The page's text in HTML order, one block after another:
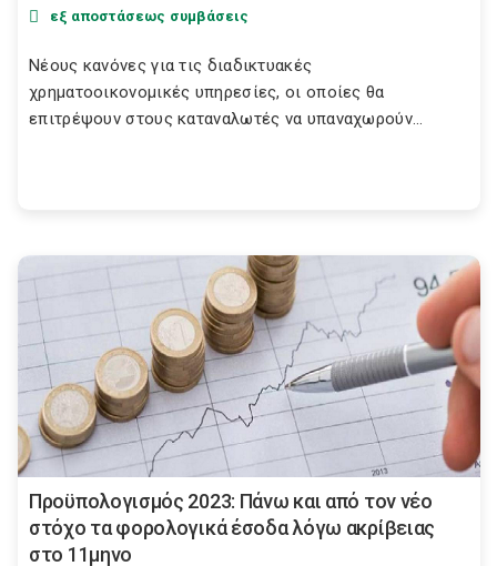
εξ αποστάσεως συμβάσεις
Νέους κανόνες για τις διαδικτυακές
χρηματοοικονομικές υπηρεσίες, οι οποίες θα
επιτρέψουν στους καταναλωτές να υπαναχωρούν...
Προϋπολογισμός 2023: Πάνω και από τον νέο
στόχο τα φορολογικά έσοδα λόγω ακρίβειας
στο 11μηνο